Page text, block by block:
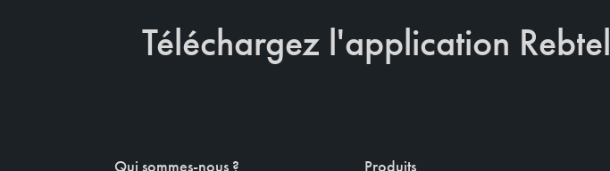
Téléchargez l'application Rebtel
Qui sommes-nous ?
Produits